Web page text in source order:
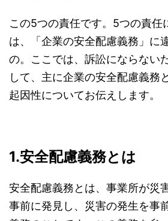
この5つの責任です。5つの責任
は、「企業の安全配慮義務」に
の。ここでは、訴訟にならない
して、主に企業の安全配慮義務
起因性についてお伝えします。
1.安全配慮義務とは
安全配慮義務とは、事業所が災
事前に発見し、災害の発生を事